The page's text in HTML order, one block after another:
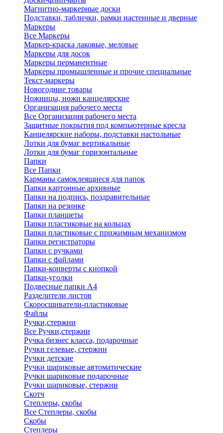
Магнитно-маркерные доски
Подставки, таблички, рамки настенные и дверные
Маркеры
Все Маркеры
Маркер-краска лаковые, меловые
Маркеры для досок
Маркеры перманентные
Маркеры промышленные и прочие специальные
Текст-маркеры
Новогодние товары
Ножницы, ножи канцелярские
Организация рабочего места
Все Организация рабочего места
Защитные покрытия под компьютерные кресла
Канцелярские наборы, подставки настольные
Лотки для бумаг вертикальные
Лотки для бумаг горизонтальные
Папки
Все Папки
Карманы самоклеящиеся для папок
Папки картонные архивные
Папки на подпись, поздравительные
Папки на резинке
Папки планшеты
Папки пластиковые на кольцах
Папки пластиковые с прижимным механизмом
Папки регистраторы
Папки с ручками
Папки с файлами
Папки-конверты с кнопкой
Папки-уголки
Подвесные папки А4
Разделители листов
Скоросшиватели-пластиковые
Файлы
Ручки,стержни
Все Ручки,стержни
Ручка бизнес класса, подарочные
Ручки гелевые, стержни
Ручки детские
Ручки шариковые автоматические
Ручки шариковые подарочные
Ручки шариковые, стержни
Скотч
Степлеры, скобы
Все Степлеры, скобы
Скобы
Степлеры